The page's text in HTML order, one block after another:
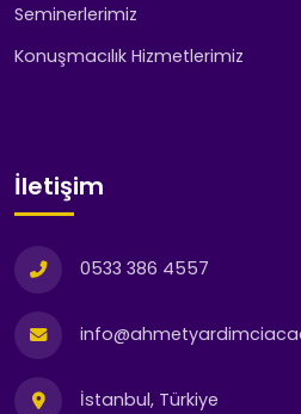
Seminerlerimiz
Konuşmacılık Hizmetlerimiz
İletişim
0533 386 4557
İstanbul, Türkiye